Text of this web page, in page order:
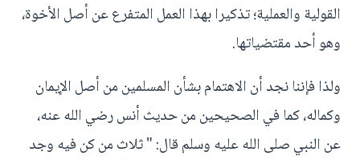
القولية والعملية؛ تذكيرا بهذا العمل المتفرع عن أصل الأخوة،
وهو أحد مقتضياتها.
ولذا فإننا نجد أن الاهتمام بشأن المسلمين من أصل الإيمان
وكماله، كما في الصحيحين من حديث أنس رضي الله عنه،
عن النبي صلى الله عليه وسلم قال: " ثلاث من كن فيه وجد